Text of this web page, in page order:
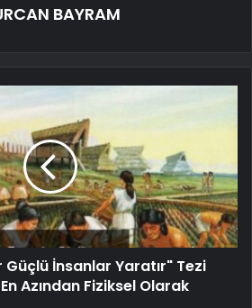
BAYRAM
İnsanlar Yaratır" Tezi
Azından Fiziksel Olarak